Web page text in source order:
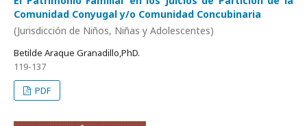
Comunidad Conyugal y/o Comunidad Concubinaria
(Jurisdicción de Niños, Niñas y Adolescentes)
Betilde Araque Granadillo,PhD.
119-137
PDF